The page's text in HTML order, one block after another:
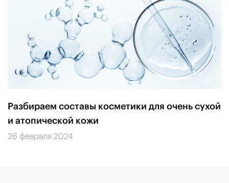
Разбираем составы косметики для очень сухой
и атопической кожи
26 февраля 2024